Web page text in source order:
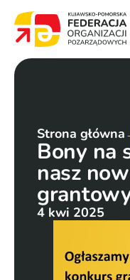
Projekty
Członkowie
English summary
Kontakt
Statut i sprawozdania
Strona główna
Bony na
nasz
4 kwi 2025